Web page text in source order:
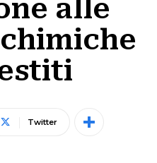
alle
Twitter